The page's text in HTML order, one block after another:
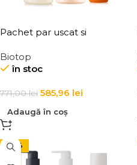
Pachet par uscat si
Biotop
în stoc
771,00lei 585,96 lei
Adaugă în coș
-24%